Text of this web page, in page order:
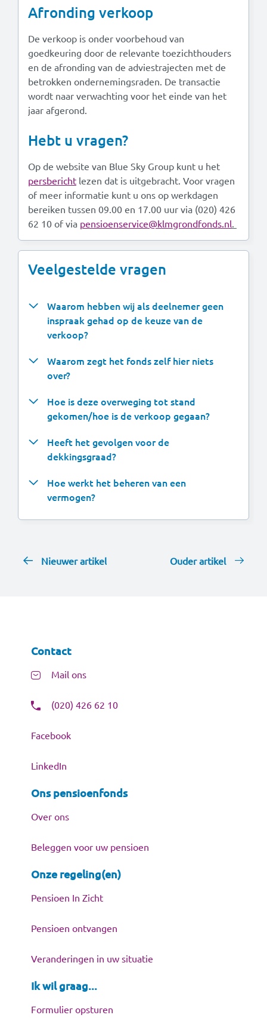
Afronding verkoop
De verkoop is onder voorbehoud van
goedkeuring door de relevante toezichthouders
en de afronding van de adviestrajecten met de
betrokken ondernemingsraden. De transactie
wordt naar verwachting voor het einde van het
jaar afgerond.
Hebt u vragen?
Op de website van Blue Sky Group kunt u het
persbericht lezen dat is uitgebracht. Voor vragen
of meer informatie kunt u ons op werkdagen
bereiken tussen 09.00 en 17.00 uur via (020) 426
62 10 of via pensioenservice@klmgrondfonds.nl.
Veelgestelde vragen
Waarom hebben wij als deelnemer geen
inspraak gehad op de keuze van de
verkoop?
Waarom zegt het fonds zelf hier niets
over?
Hoe is deze overweging tot stand
gekomen/hoe is de verkoop gegaan?
Heeft het gevolgen voor de
dekkingsgraad?
Hoe werkt het beheren van een
vermogen?
Nieuwer artikel Ouder artikel
Contact
Mail ons
(020) 426 62 10
Facebook
LinkedIn
Ons pensioenfonds
Over ons
Beleggen voor uw pensioen
Onze regeling(en)
Pensioen In Zicht
Pensioen ontvangen
Veranderingen in uw situatie
Ik wil graag...
Formulier opsturen